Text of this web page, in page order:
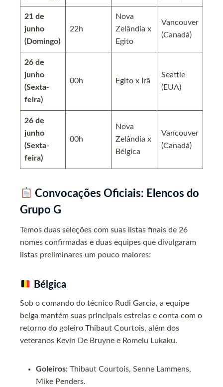
21 de
junho
(Domingo)
22h
Nova
Zelândia x
Egito
Vancouver
(Canadá)
26 de
junho
(Sexta-
feira)
00h Egito x Irã
Seattle
(EUA)
26 de
junho
(Sexta-
feira)
00h
Nova
Zelândia x
Bélgica
Vancouver
(Canadá)
Convocações Oficiais: Elencos do
Grupo G
Temos duas seleções com suas listas finais de 26
nomes confirmadas e duas equipes que divulgaram
listas preliminares um pouco maiores:
Bélgica
Sob o comando do técnico Rudi Garcia, a equipe
belga mantém suas principais estrelas e conta com o
retorno do goleiro Thibaut Courtois, além dos
veteranos Kevin De Bruyne e Romelu Lukaku.
Goleiros: Thibaut Courtois, Senne Lammens,
Mike Penders.